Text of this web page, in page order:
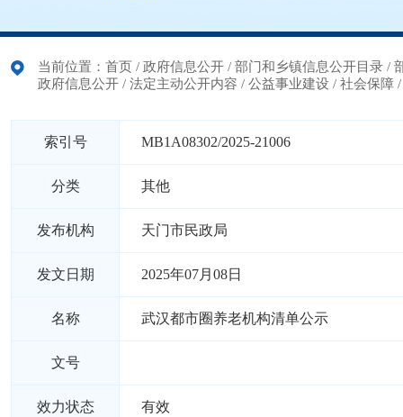
当前位置： 首页 / 政府信息公开 / 部门和乡镇信息公开目录 /
政府信息公开 / 法定主动公开内容 / 公益事业建设 / 社会保障
索引号 MB1A08302/2025-21006
分类 其他
发布机构 天门市民政局
发文日期 2025年07月08日
名称 武汉都市圈养老机构清单公示
文号
效力状态 有效